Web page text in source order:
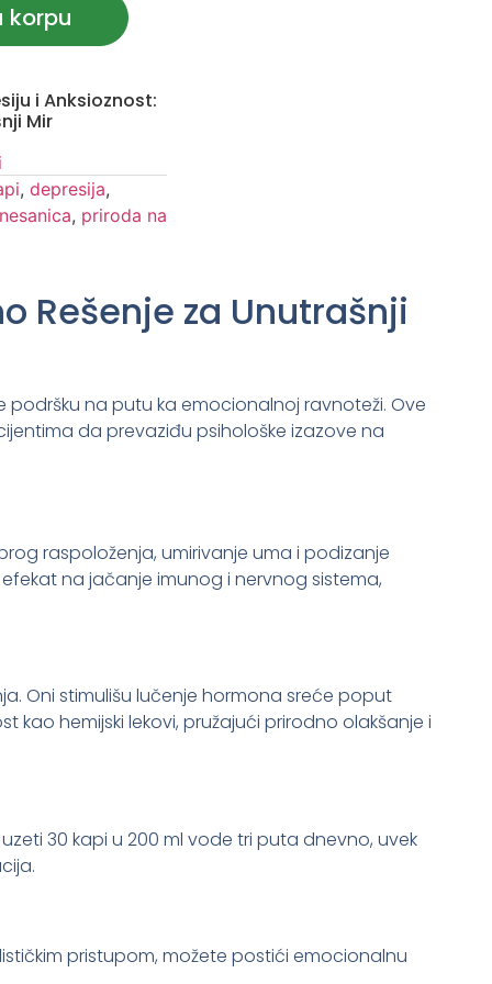
korpu
i Anksioznost:
Mir
, depresija,
nesanica, priroda na
Rešenje za Unutrašnji
podršku na putu ka emocionalnoj ravnoteži. Ove
da prevaziđu psihološke izazove na
raspoloženja, umirivanje uma i podizanje
efekat na jačanje imunog i nervnog sistema,
Oni stimulišu lučenje hormona sreće poput
kao hemijski lekovi, pružajući prirodno olakšanje i
30 kapi u 200 ml vode tri puta dnevno, uvek
pristupom, možete postići emocionalnu